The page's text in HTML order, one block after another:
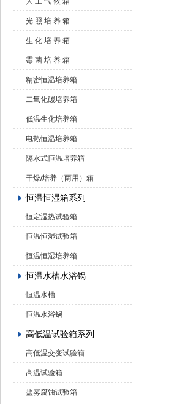
光 照 培 养 箱
生 化 培 养 箱
霉 菌 培 养 箱
精密恒温培养箱
二氧化碳培养箱
低温生化培养箱
电热恒温培养箱
隔水式恒温培养箱
干燥/培养（两用）箱
恒温恒湿箱系列
恒定湿热试验箱
恒温恒湿试验箱
恒温恒湿培养箱
恒温水槽水浴锅
恒温水槽
恒温水浴锅
高低温试验箱系列
高低温交变试验箱
高温试验箱
盐雾腐蚀试验箱